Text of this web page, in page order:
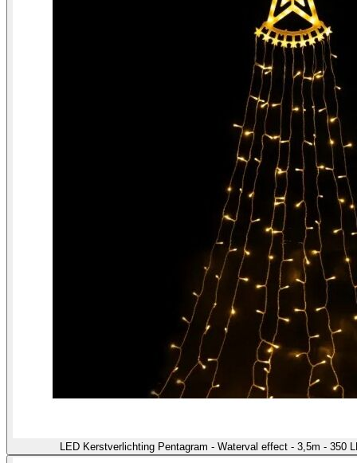
LED Kerstverlichting Pentagram - Waterval effect - 3,5m - 350